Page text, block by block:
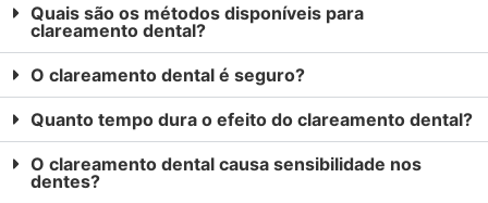
Quais são os métodos disponíveis para
clareamento dental?
O clareamento dental é seguro?
Quanto tempo dura o efeito do clareamento dental?
O clareamento dental causa sensibilidade nos
dentes?